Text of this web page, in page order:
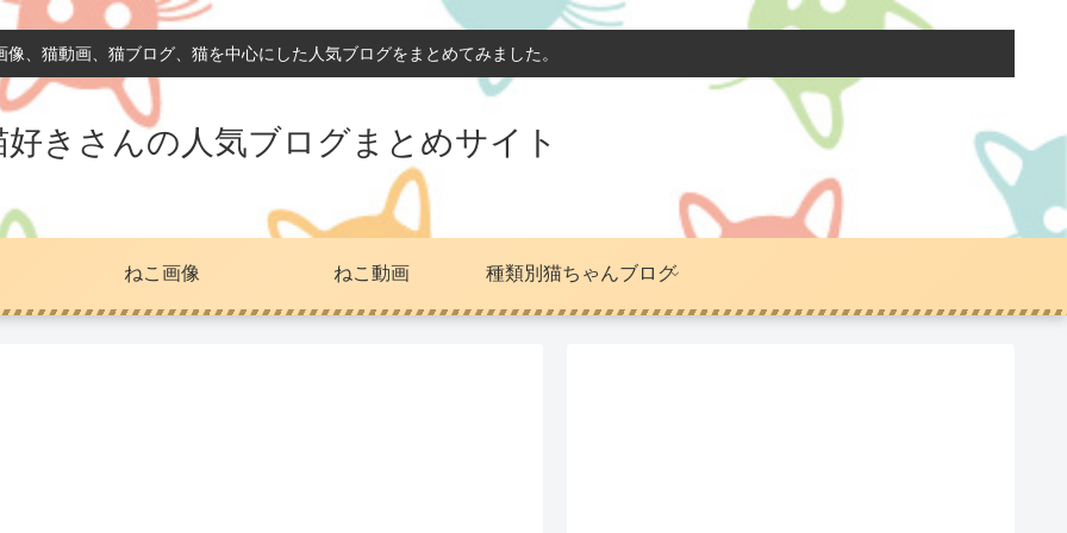
像、猫動画、猫ブログ、猫を中心にした人気ブログをまとめてみました。
好きさんの人気ブログまとめサイト
ねこ画像 ねこ動画 種類別猫ちゃんブログ